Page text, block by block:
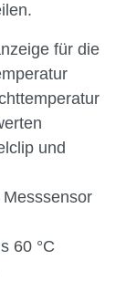
für die
und
60 °C